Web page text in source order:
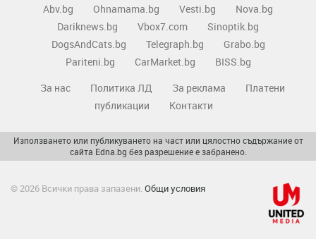
Abv.bg Ohnamama.bg Vesti.bg
Nova.bg
Dariknews.bg
Vbox7.com
Sinoptik.bg
DogsAndCats.bg
Telegraph.bg
Grabo.bg
Pariteni.bg
CarMarket.bg
BISS.bg
За нас
Политика ЛД За реклама
Платени
публикации
Контакти
Използването или публикуването на част или цялостно съдържание от
сайта Edna.bg без разрешение е забранено.
© 2026 Всички права запазени. Общи условия